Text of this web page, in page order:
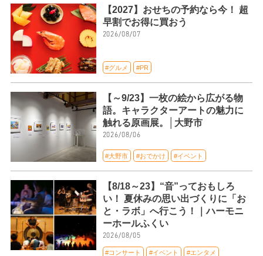
【2027】おせちの予約なら今！ 超
早割でお得に買おう
2026/08/07
#グルメ #PR
【～9/23】一枚の絵から広がる物
語。キャラクターアートの魅力に
触れる原画展。│大野市
2026/08/06
#大野市 #おでかけ #イベント
【8/18～23】“音”っておもしろ
い！ 夏休みの思い出づくりに「お
と・ラボ」へ行こう！｜ハーモニ
ーホールふくい
2026/08/05
#コンサート #イベント #エンタメ